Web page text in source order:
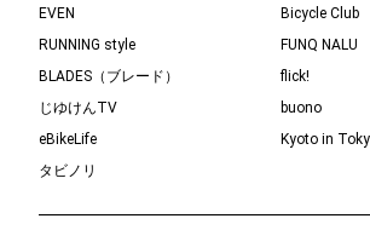
EVEN
Bicycle Club
RUNNING style
FUNQ NALU
BLADES（ブレード）
flick!
じゆけんTV
buono
eBikeLife
Kyoto in
タビノリ